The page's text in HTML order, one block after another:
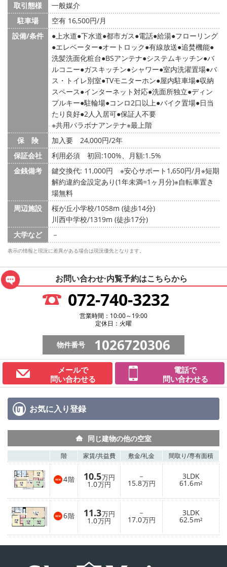
取引態様
一般媒介
駐車場
空有 16,500円/月
設備/条件
上水道 下水道 都市ガス 電話 給湯 フローリング
エレベーター オートロック 有線放送 追焚機能
洗髪洗面化粧台 BSアンテナ システムキッチン バ
ルコニー ガスキッチン シャワー 室内洗濯置場 バ
ス・トイレ別室 TVモニターホン 屋内駐車場 収納
スペース インターネット対応 洗面所独立 ディン
プルキー 駐輪場 コンロ2口以上 バイク置場 日当
たり良好 2人入居可 保証人不要
※共用パラボナアンテナ※最上階
保 険
加入要 24,000円/2年
保証会社
利用必須 初回:100%、月額:1.5%
金銭備考
鍵交換代: 11,000円
※安心サポート1,650円/月※短期
解約違約金設定あり(1年未満=1ヶ月分)※自転車置き
場無料
周辺施設
桜が丘小学校/1058m (徒歩14分)
川西中学校/1319m (徒歩17分)
大学など
－
表示の情報と現況に差異がある場合は現況優先となります。
お問い合わせ·内覧予約はこちらから
072-740-3232
営業時間：10:00～19:00
定休日：火曜
物件番号 1026720306
メールで
問い合わせる
電話で
問い合わせる
お気に入り登録
同じ建物の他の空室
階 家賃/共益費 敷金/礼金 間取り/専有面積
4階 10.5万円
1.0万円
－
15.8万円
3LDK
61.6m²
6階 11.3万円
1.0万円
－
17.0万円
3LDK
62.5m²